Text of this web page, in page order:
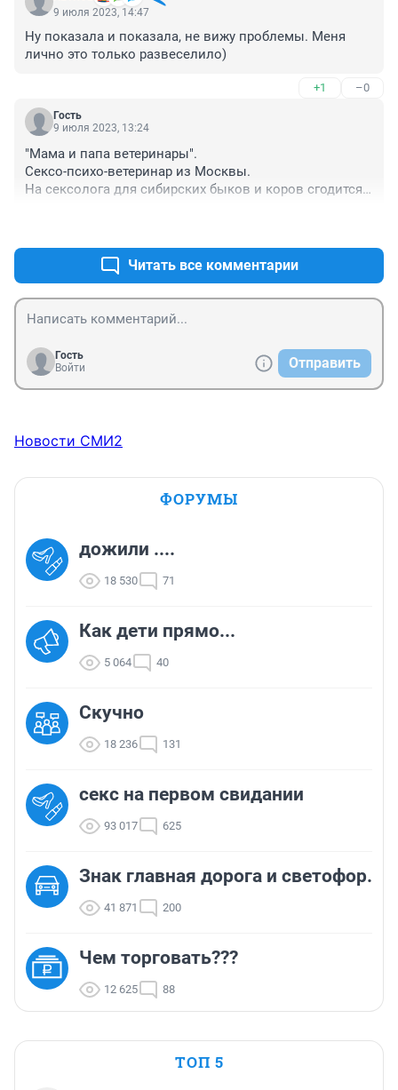
9 июля 2023, 14:47
Ну показала и показала, не вижу проблемы. Меня
лично это только развеселило)
+1 –0
Гость
9 июля 2023, 13:24
"Мама и папа ветеринары".
Сексо-психо-ветеринар из Москвы.
На сексолога для сибирских быков и коров сгодится,
Читать все комментарии
Гость
Войти
Отправить
Новости СМИ2
ФОРУМЫ
дожили ....
18 530 71
Как дети прямо...
5 064 40
Скучно
18 236 131
секс на первом свидании
93 017 625
Знак главная дорога и светофор.
41 871 200
Чем торговать???
12 625 88
ТОП 5